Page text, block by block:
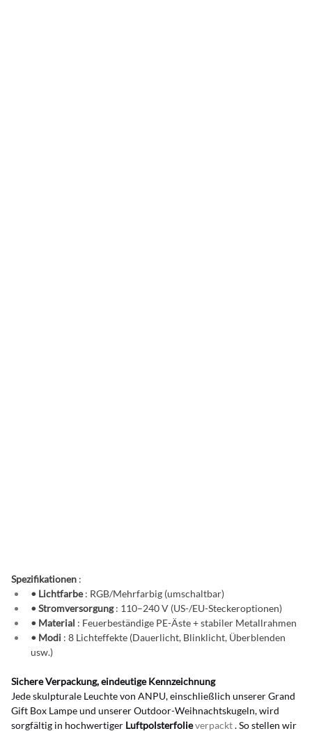
Spezifikationen :
• Lichtfarbe : RGB/Mehrfarbig (umschaltbar)
• Stromversorgung : 110–240 V (US-/EU-Steckeroptionen)
• Material : Feuerbeständige PE-Äste + stabiler Metallrahmen
• Modi : 8 Lichteffekte (Dauerlicht, Blinklicht, Überblenden
usw.)
Sichere Verpackung, eindeutige Kennzeichnung
Jede skulpturale Leuchte von ANPU, einschließlich unserer Grand
Gift Box Lampe und unserer Outdoor-Weihnachtskugeln, wird
sorgfältig in hochwertiger Luftpolsterfolie verpackt . So stellen wir